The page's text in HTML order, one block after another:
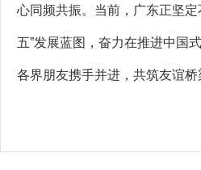
心同频共振。当前，广东正坚
五”发展蓝图，奋力在推进中国
各界朋友携手并进，共筑友谊